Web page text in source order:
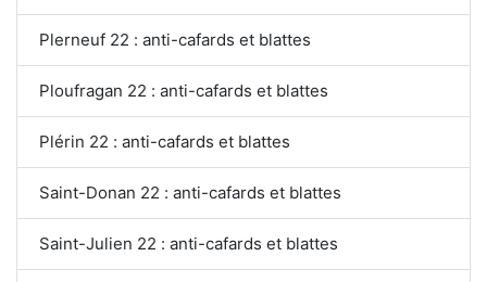
Plerneuf 22 : anti-cafards et blattes
Ploufragan 22 : anti-cafards et blattes
Plérin 22 : anti-cafards et blattes
Saint-Donan 22 : anti-cafards et blattes
Saint-Julien 22 : anti-cafards et blattes